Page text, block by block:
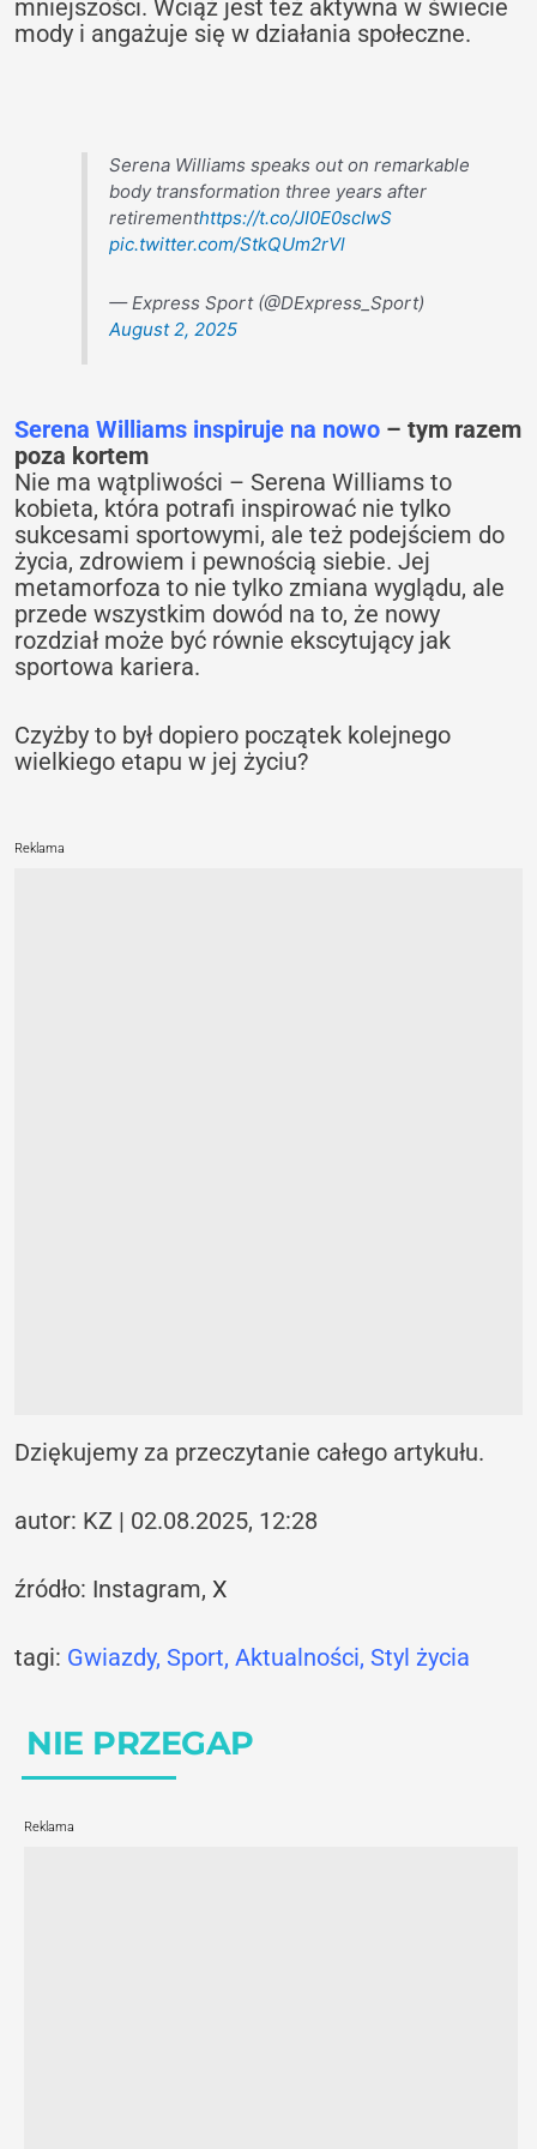
mniejszości. Wciąż jest też aktywna w świecie
mody i angażuje się w działania społeczne.
Serena Williams speaks out on remarkable
body transformation three years after
retirementhttps://t.co/JI0E0scIwS
pic.twitter.com/StkQUm2rVl
— Express Sport (@DExpress_Sport)
August 2, 2025
Serena Williams inspiruje na nowo – tym razem
poza kortem
Nie ma wątpliwości – Serena Williams to
kobieta, która potrafi inspirować nie tylko
sukcesami sportowymi, ale też podejściem do
życia, zdrowiem i pewnością siebie. Jej
metamorfoza to nie tylko zmiana wyglądu, ale
przede wszystkim dowód na to, że nowy
rozdział może być równie ekscytujący jak
sportowa kariera.
Czyżby to był dopiero początek kolejnego
wielkiego etapu w jej życiu?
Reklama
Dziękujemy za przeczytanie całego artykułu.
autor: KZ | 02.08.2025, 12:28
źródło: Instagram,X
tagi: Gwiazdy, Sport,Aktualności,Styl życia
NIE PRZEGAP
Reklama